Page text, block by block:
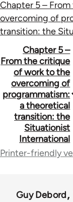
Chapter 5 –
overcoming of
transition: the
Book
traversal
links
for
57768
Chapter 5 –
From the critique
of work to the
overcoming of
programmatism:
a theoretical
transition: the
Situationist
International
Printer-friendly
Guy Debord